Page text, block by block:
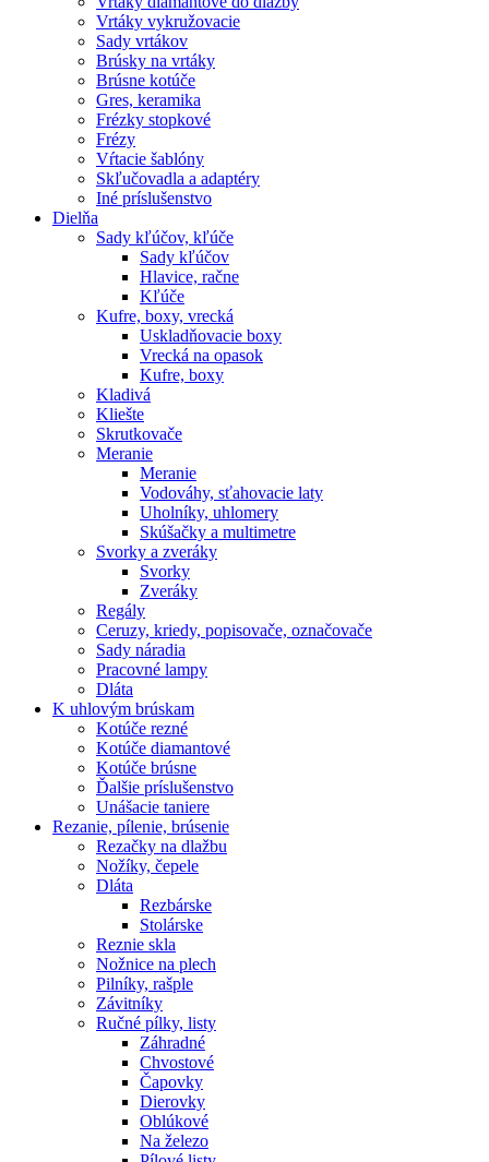
Vrtáky vykružovacie
Sady vrtákov
Brúsky na vrtáky
Brúsne kotúče
Gres, keramika
Frézky stopkové
Frézy
Vŕtacie šablóny
Skľučovadla a adaptéry
Iné príslušenstvo
Dielňa
Sady kľúčov, kľúče
Sady kľúčov
Hlavice, račne
Kľúče
Kufre, boxy, vrecká
Uskladňovacie boxy
Vrecká na opasok
Kufre, boxy
Kladivá
Kliešte
Skrutkovače
Meranie
Meranie
Vodováhy, sťahovacie laty
Uholníky, uhlomery
Skúšačky a multimetre
Svorky a zveráky
Svorky
Zveráky
Regály
Ceruzy, kriedy, popisovače, označovače
Sady náradia
Pracovné lampy
Dláta
K uhlovým brúskam
Kotúče rezné
Kotúče diamantové
Kotúče brúsne
Ďalšie príslušenstvo
Unášacie taniere
Rezanie, pílenie, brúsenie
Rezačky na dlažbu
Nožíky, čepele
Dláta
Rezbárske
Stolárske
Reznie skla
Nožnice na plech
Pilníky, rašple
Závitníky
Ručné pílky, listy
Záhradné
Chvostové
Čapovky
Dierovky
Oblúkové
Na železo